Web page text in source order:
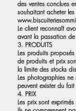
des ventes conclues
souhaitant acheter
Le client reconnaît
avant la passation
3. PRODUITS
Les produits
de produits et prix
la limite des stocks
Les photographies
peuvent exister du
4. PRIX
Les prix sont